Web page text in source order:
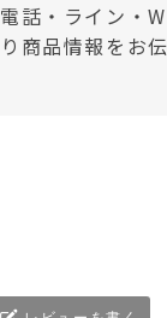
電話・ライン・
り商品情報をお